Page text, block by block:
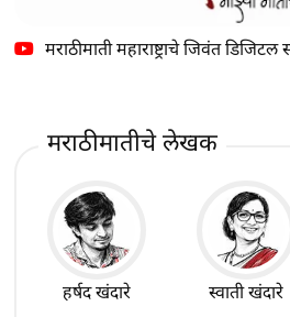
मराठीमाती महाराष्ट्राचे जिवंत
मराठीमातीचे लेखक
हर्षद खंदारे स्वाती खंदारे